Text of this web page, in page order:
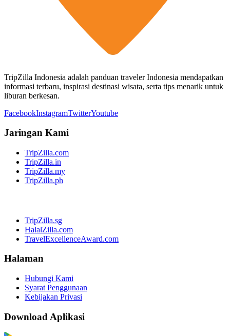
TripZilla Indonesia adalah panduan traveler Indonesia mendapatkan
informasi terbaru, inspirasi destinasi wisata, serta tips menarik untuk
liburan berkesan.
FacebookInstagramTwitterYoutube
Jaringan Kami
TripZilla.com
TripZilla.in
TripZilla.my
TripZilla.ph
TripZilla.sg
HalalZilla.com
TravelExcellenceAward.com
Halaman
Hubungi Kami
Syarat Penggunaan
Kebijakan Privasi
Download Aplikasi